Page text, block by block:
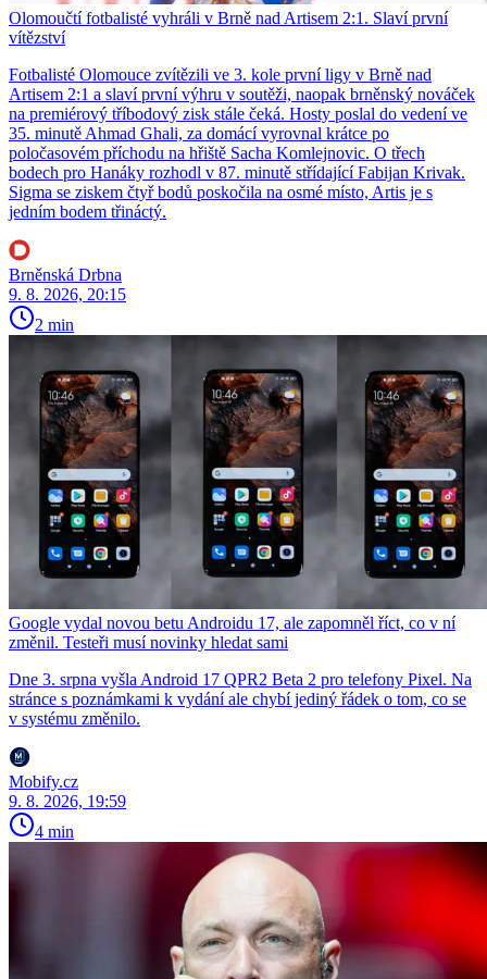
Olomoučtí fotbalisté vyhráli v Brně nad Artisem 2:1. Slaví první
vítězství
Fotbalisté Olomouce zvítězili ve 3. kole první ligy v Brně nad
Artisem 2:1 a slaví první výhru v soutěži, naopak brněnský nováček
na premiérový tříbodový zisk stále čeká. Hosty poslal do vedení ve
35. minutě Ahmad Ghali, za domácí vyrovnal krátce po
poločasovém příchodu na hřiště Sacha Komlejnovic. O třech
bodech pro Hanáky rozhodl v 87. minutě střídající Fabijan Krivak.
Sigma se ziskem čtyř bodů poskočila na osmé místo, Artis je s
jedním bodem třináctý.
Brněnská Drbna
9. 8. 2026, 20:15
2 min
Google vydal novou betu Androidu 17, ale zapomněl říct, co v ní
změnil. Testeři musí novinky hledat sami
Dne 3. srpna vyšla Android 17 QPR2 Beta 2 pro telefony Pixel. Na
stránce s poznámkami k vydání ale chybí jediný řádek o tom, co se
v systému změnilo.
Mobify.cz
9. 8. 2026, 19:59
4 min